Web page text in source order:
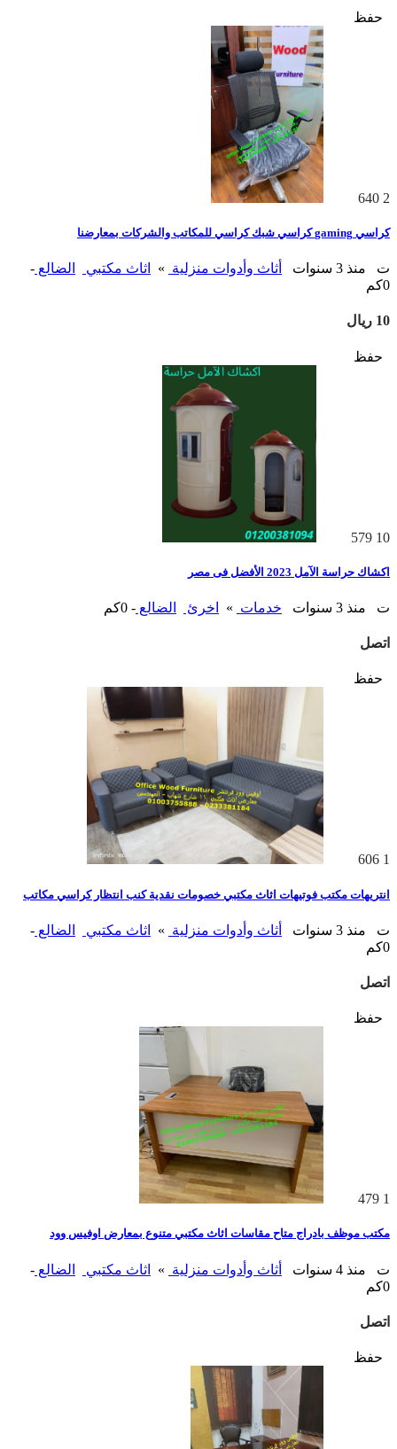
حفظ
2
640
كراسي gaming كراسي شبك كراسي للمكاتب والشركات بمعارضنا
ت منذ 3 سنوات أثاث وأدوات منزلية » اثاث مكتبي الضالع -
0كم
10 ريال
حفظ
10
579
اكشاك حراسة الآمل 2023 الأفضل فى مصر
ت منذ 3 سنوات خدمات » اخرئ الضالع - 0كم
اتصل
حفظ
1
606
انتريهات مكتب فوتيهات اثاث مكتبي خصومات نقدية كنب انتظار كراسي مكاتب
ت منذ 3 سنوات أثاث وأدوات منزلية » اثاث مكتبي الضالع -
0كم
اتصل
حفظ
1
479
مكتب موظف بادراج متاح مقاسات اثاث مكتبي متنوع بمعارض اوفيس وود
ت منذ 4 سنوات أثاث وأدوات منزلية » اثاث مكتبي الضالع -
0كم
اتصل
حفظ